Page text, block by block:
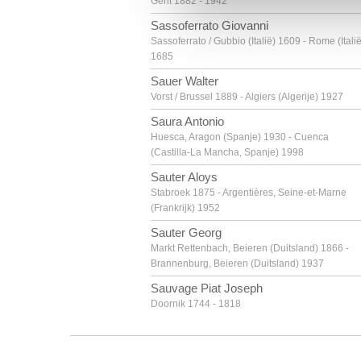
Sassoferrato Giovanni
Sassoferrato / Gubbio (Italië) 1609 - Rome
1685
Sauer Walter
Vorst / Brussel 1889 - Algiers (Algerije) 1927
Saura Antonio
Huesca, Aragon (Spanje) 1930 - Cuenca
(Castilla-La Mancha, Spanje) 1998
Sauter Aloys
Stabroek 1875 - Argentières, Seine-et-Marne
(Frankrijk) 1952
Sauter Georg
Markt Rettenbach, Beieren (Duitsland) 1866 -
Brannenburg, Beieren (Duitsland) 1937
Sauvage Piat Joseph
Doornik 1744 - 1818